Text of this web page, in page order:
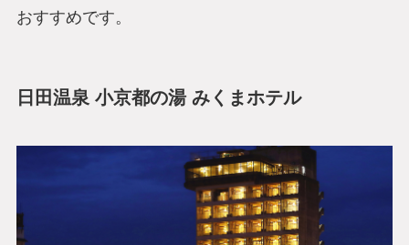
おすすめです。
日田温泉 小京都の湯 みくまホテル